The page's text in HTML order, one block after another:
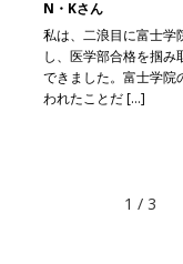
N・Kさん
私は、二浪目に富士学
し、医学部合格を掴み
できました。富士学院
われたことだ […]
1 / 3